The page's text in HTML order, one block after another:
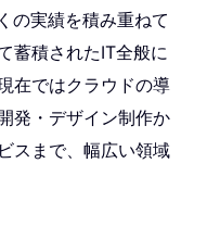
の実績を積み重ねて
蓄積されたIT全般に
在ではクラウドの導
発・デザイン制作か
スまで、幅広い領域